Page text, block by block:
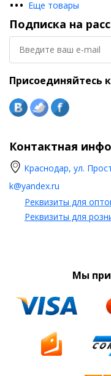
••• Еще товары
Подписка на
Присоединяйтесь
Контактная
Краснодар, ул.
k@yandex.ru
Реквизиты для
Реквизиты для
Мы